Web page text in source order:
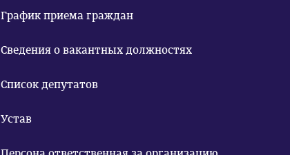
График приема граждан
Сведения о вакантных должностях
Список депутатов
Устав